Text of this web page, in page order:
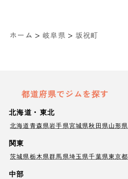
ホーム > 岐阜県 > 坂祝町
都道府県でジムを探す
北海道・東北
北海道青森県岩手県宮城県秋田県山形県
関東
茨城県栃木県群馬県埼玉県千葉県東京都
中部